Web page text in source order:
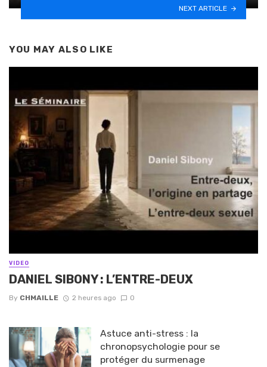
NEXT ARTICLE
YOU MAY ALSO LIKE
VIDEO
DANIEL SIBONY : L’ENTRE-DEUX
By CHMAILLE 2 heures ago 0
Astuce anti-stress : la
chronopsychologie pour se
protéger du surmenage